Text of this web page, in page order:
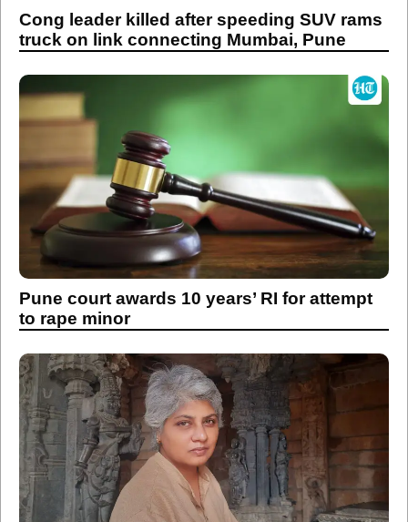
Cong leader killed after speeding SUV rams
truck on link connecting Mumbai, Pune
Pune court awards 10 years’ RI for attempt
to rape minor